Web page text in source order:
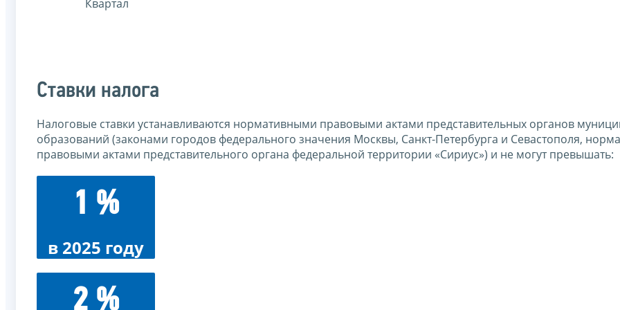
Квартал
Ставки налога
Налоговые ставки устанавливаются нормативными правовыми актами представительных органов
образований (законами городов федерального значения Москвы, Санкт-Петербурга и Севастополя,
правовыми актами представительного органа федеральной территории «Сириус») и не могут превышать:
1 %
в 2025 году
2 %